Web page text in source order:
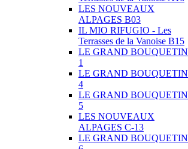
LES NOUVEAUX
ALPAGES B03
IL MIO RIFUGIO - Les
Terrasses de la Vanoise B15
LE GRAND BOUQUETIN
1
LE GRAND BOUQUETIN
4
LE GRAND BOUQUETIN
5
LES NOUVEAUX
ALPAGES C-13
LE GRAND BOUQUETIN